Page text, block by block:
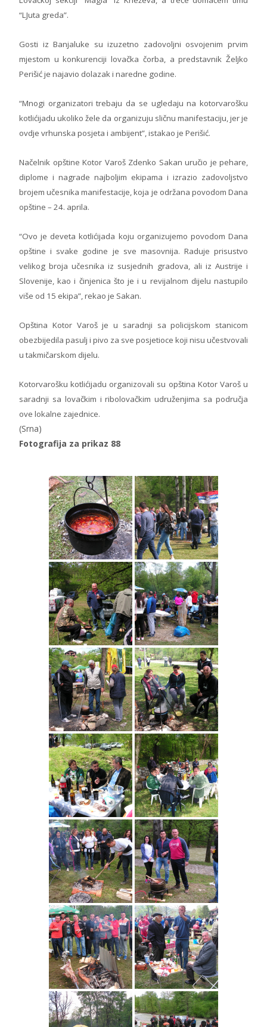
“LJuta greda”.
Gosti iz Banjaluke su izuzetno zadovoljni osvojenim prvim
mjestom u konkurenciji lovačka čorba, a predstavnik Željko
Perišić je najavio dolazak i naredne godine.
“Mnogi organizatori trebaju da se ugledaju na kotorvarošku
kotlićijadu ukoliko žele da organizuju sličnu manifestaciju, jer je
ovdje vrhunska posjeta i ambijent”, istakao je Perišić.
Načelnik opštine Kotor Varoš Zdenko Sakan uručio je pehare,
diplome i nagrade najboljim ekipama i izrazio zadovoljstvo
brojem učesnika manifestacije, koja je održana povodom Dana
opštine – 24. aprila.
“Ovo je deveta kotlićijada koju organizujemo povodom Dana
opštine i svake godine je sve masovnija. Raduje prisustvo
velikog broja učesnika iz susjednih gradova, ali iz Austrije i
Slovenije, kao i činjenica što je i u revijalnom dijelu nastupilo
više od 15 ekipa”, rekao je Sakan.
Opština Kotor Varoš je u saradnji sa policijskom stanicom
obezbijedila pasulj i pivo za sve posjetioce koji nisu učestvovali
u takmičarskom dijelu.
Kotorvarošku kotlićijadu organizovali su opština Kotor Varoš u
saradnji sa lovačkim i ribolovačkim udruženjima sa područja
ove lokalne zajednice.
(Srna)
Fotografija za prikaz 88